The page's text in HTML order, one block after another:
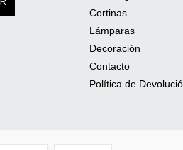
Cortinas
Lámparas
Decoración
Contacto
Política de